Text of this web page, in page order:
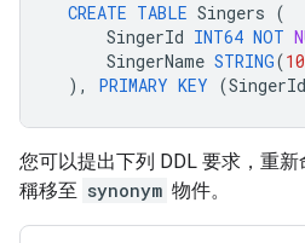
CREATE TABLE Singers (
SingerId INT64 NOT
SingerName STRING(
),
PRIMARY KEY (SingerId
您可以提出下列 DDL 要求，重
稱移至 synonym 物件。